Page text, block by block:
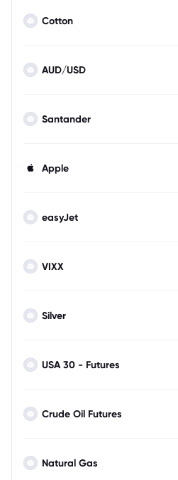
Cotton
AUD/USD
Santander
Apple
easyJet
VIXX
Silver
USA 30 - Futures
Crude Oil Futures
Natural Gas